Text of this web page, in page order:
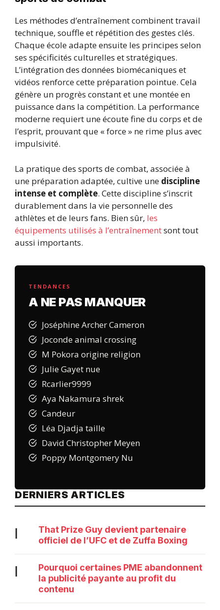
Les méthodes d’entraînement combinent travail
technique, souffle et répétition des gestes clés.
Chaque école adapte ensuite les principes selon
ses spécificités culturelles et stratégiques.
L’intégration des données biomécaniques et
vidéos renforce cette préparation pointue. Cela
génère un progrès constant et une montée en
puissance dans la compétition. La performance
moderne requiert une écoute fine du corps et de
l’esprit, prouvant que « force » ne rime plus avec
impulsivité.
La pratique des sports de combat, associée à
une préparation adaptée, cultive une discipline
intense et complète. Cette discipline s’inscrit
durablement dans la vie personnelle des
athlètes et de leurs fans. Bien sûr, les
équipements utilisés à l’entraînementsont tout
aussi importants.
TENDANCES
A NE PAS MANQUER
Joséphine Archer Cameron
Joconde animal crossing
M Pokora origine religion
Julie Gayet nue
Rcarlier9999
Aya Nakamura shrek
Candeur
Léa Djadja taille
David Christopher Meyen
Poppy Montgomery Nu
DERNIERS ARTICLES
|
That Prize Guy devient partenaire
officiel de l’UFC et de Zuffa Boxing
|
Pourquoi certaines PME abandonnent
la publicité payante au profit du
contenu